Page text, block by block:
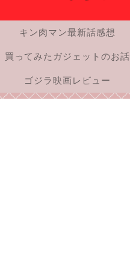
キン肉マン最新話感想
買ってみたガジェットのお話
ゴジラ映画レビュー